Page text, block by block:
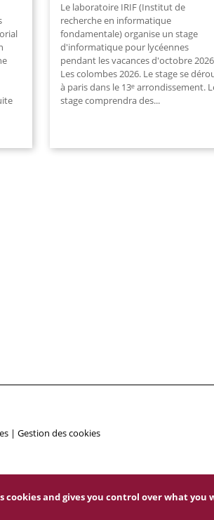
Le laboratoire IRIF (Institut de
recherche en informatique
fondamentale) organise un stage
d'informatique pour lycéennes
pendant les vacances d'octobre
Les colombes 2026. Le stage se
à paris dans le 13ᵉ arrondissement.
stage comprendra des...
| Gestion des cookies
cookies and gives you control over what